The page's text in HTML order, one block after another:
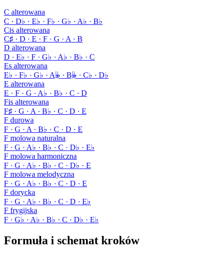
C alterowana
C · D♭ · E♭ · F♭ · G♭ · A♭ · B♭
Cis alterowana
C♯ · D · E · F · G · A · B
D alterowana
D · E♭ · F · G♭ · A♭ · B♭ · C
Es alterowana
E♭ · F♭ · G♭ · A𝄫 · B𝄫 · C♭ · D♭
E alterowana
E · F · G · A♭ · B♭ · C · D
Fis alterowana
F♯ · G · A · B♭ · C · D · E
F durowa
F · G · A · B♭ · C · D · E
F molowa naturalna
F · G · A♭ · B♭ · C · D♭ · E♭
F molowa harmoniczna
F · G · A♭ · B♭ · C · D♭ · E
F molowa melodyczna
F · G · A♭ · B♭ · C · D · E
F dorycka
F · G · A♭ · B♭ · C · D · E♭
F frygijska
F · G♭ · A♭ · B♭ · C · D♭ · E♭
Formuła i schemat kroków